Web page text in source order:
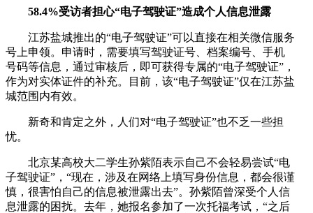
58.4%受访者担心“电子驾驶证”造成个人信息泄露
江苏盐城推出的“电子驾驶证”可以直接在相关微信服务
号上申领。申请时，需要填写驾驶证号、档案编号、手机
号码等信息，通过审核后，即可获得专属的“电子驾驶证”，
作为对实体证件的补充。目前，该“电子驾驶证”仅在江苏盐
城范围内有效。
新奇和肯定之外，人们对“电子驾驶证”也不乏一些担
忧。
北京某高校大二学生孙紫陌表示自己不会轻易尝试“电
子驾驶证”，“现在，涉及在网络上填写身份信息，都会很谨
慎，很害怕自己的信息被泄露出去”。孙紫陌曾深受个人信
息泄露的困扰。去年，她报名参加了一次托福考试，“之后